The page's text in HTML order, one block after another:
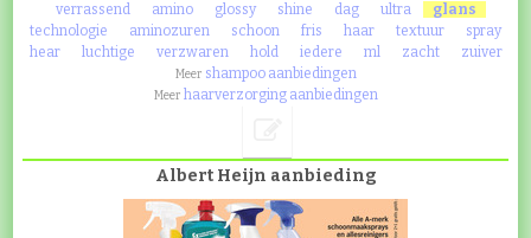
verrassend
amino glossy shine dag ultra
glans
technologie
aminozuren schoon fris haar textuur
spray
hear
luchtige verzwaren hold iedere ml zacht zuiver
Meer shampoo aanbiedingen
Meer haarverzorging aanbiedingen
Albert Heijn aanbieding